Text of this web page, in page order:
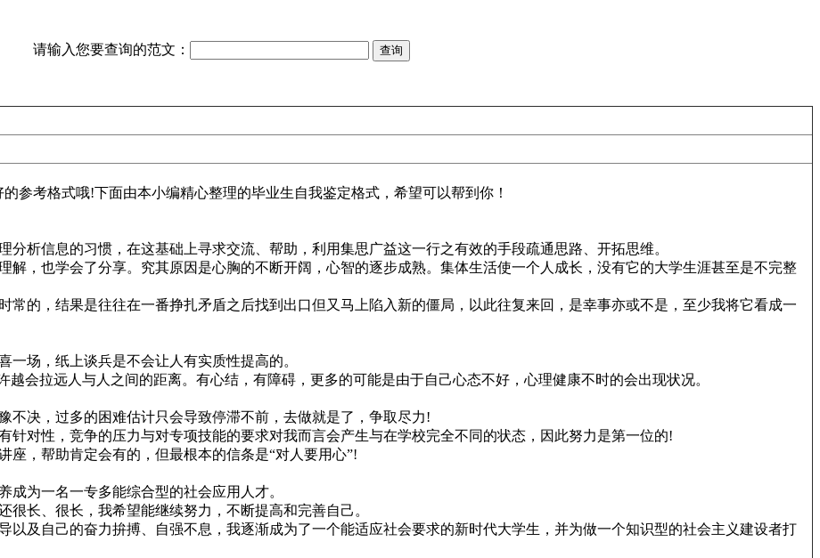
请输入您要查询的范文：
参考格式哦!下面由本小编精心整理的毕业生自我鉴定格式，希望可以帮到你！
析信息的习惯，在这基础上寻求交流、帮助，利用集思广益这一行之有效的手段疏通思路、开拓思维。
，也学会了分享。究其原因是心胸的不断开阔，心智的逐步成熟。集体生活使一个人成长，没有它的大学生涯甚至是不完整
的，结果是往往在一番挣扎矛盾之后找到出口但又马上陷入新的僵局，以此往复来回，是幸事亦或不是，至少我将它看成一
场，纸上谈兵是不会让人有实质性提高的。
会拉远人与人之间的距离。有心结，有障碍，更多的可能是由于自己心态不好，心理健康不时的会出现状况。
决，过多的困难估计只会导致停滞不前，去做就是了，争取尽力!
对性，竞争的压力与对专项技能的要求对我而言会产生与在学校完全不同的状态，因此努力是第一位的!
，帮助肯定会有的，但最根本的信条是“对人要用心”!
为一名一专多能综合型的社会应用人才。
长、很长，我希望能继续努力，不断提高和完善自己。
及自己的奋力拚搏、自强不息，我逐渐成为了一个能适应社会要求的新时代大学生，并为做一个知识型的社会主义建设者打